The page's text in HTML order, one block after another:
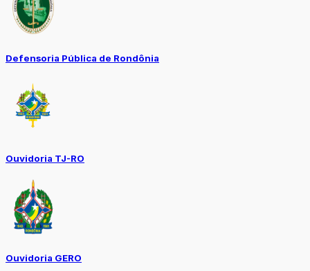
Defensoria Pública de Rondônia
Ouvidoria TJ-RO
Ouvidoria GERO